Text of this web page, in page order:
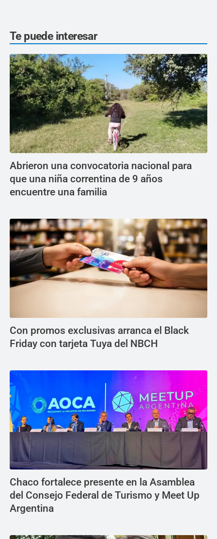
Te puede interesar
Abrieron una convocatoria nacional para
que una niña correntina de 9 años
encuentre una familia
Con promos exclusivas arranca el Black
Friday con tarjeta Tuya del NBCH
Chaco fortalece presente en la Asamblea
del Consejo Federal de Turismo y Meet Up
Argentina